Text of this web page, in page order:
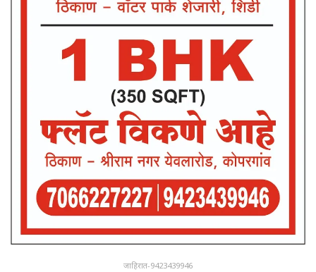
जाहिरात-9423439946